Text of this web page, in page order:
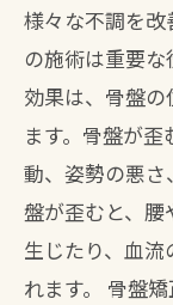
様々な不調を
の施術は重要
効果は、骨盤
ます。骨盤が
動、姿勢の悪
盤が歪むと、
生じたり、血
れます。 骨盤